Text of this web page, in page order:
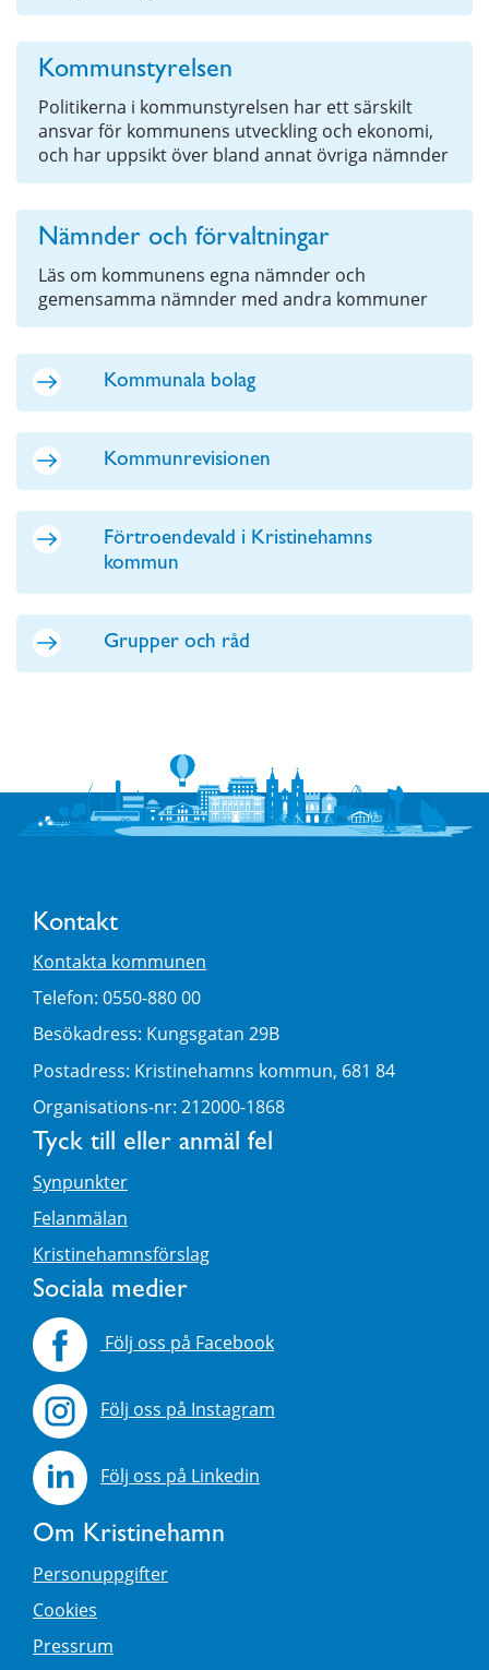
Kommunstyrelsen
Politikerna i kommunstyrelsen har ett särskilt
ansvar för kommunens utveckling och ekonomi,
och har uppsikt över bland annat övriga nämnder
Nämnder och förvaltningar
Läs om kommunens egna nämnder och
gemensamma nämnder med andra kommuner
Kommunala bolag
Kommunrevisionen
Förtroendevald i Kristinehamns
kommun
Grupper och råd
Kontakt
Kontakta kommunen
Telefon: 0550-880 00
Besökadress: Kungsgatan 29B
Postadress: Kristinehamns kommun, 681 84
Organisations-nr: 212000-1868
Tyck till eller anmäl fel
Synpunkter
Felanmälan
Kristinehamnsförslag
Sociala medier
Följ oss på Facebook
Följ oss på Instagram
Följ oss på Linkedin
Om Kristinehamn
Personuppgifter
Cookies
Pressrum